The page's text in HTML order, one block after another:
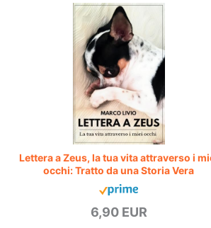
Lettera a Zeus, la tua vita attraverso i
occhi: Tratto da una Storia Vera
6,90 EUR